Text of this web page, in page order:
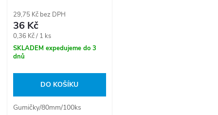
29,75 Kč bez DPH
36 Kč
Měrná
cena:
0,36 Kč / 1 ks
SKLADEM expedujeme do 3
dnů
DO KOŠÍKU
Gumičky/80mm/100ks